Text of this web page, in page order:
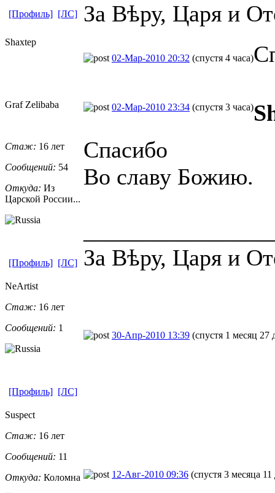
За Вѣру, Царя и
[Профиль] [ЛС]
Shaxtep
02-Мар-2010 20:32 (спустя 4 часа)
Graf Zelibaba
Стаж: 16 лет
Сообщений: 54
Откуда: Из
Царской России...
02-Мар-2010 23:34 (спустя 3 часа)
Спасибо
Во славу Божию.
За Вѣру, Царя и
[Профиль] [ЛС]
NeArtist
Стаж: 16 лет
Сообщений: 1
30-Апр-2010 13:39 (спустя 1 месяц 27
[Профиль] [ЛС]
Suspect
Стаж: 16 лет
Сообщений: 11
Откуда: Коломна 12-Авг-2010 09:36 (спустя 3 месяца